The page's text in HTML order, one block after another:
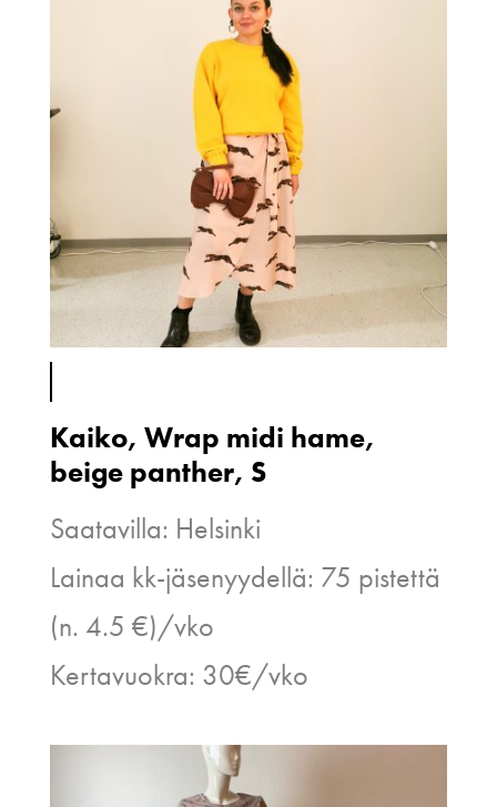
Kaiko, Wrap midi hame,
beige panther, S
Saatavilla: Helsinki
Lainaa kk-jäsenyydellä: 75 pistettä
(n. 4.5 €)/vko
Kertavuokra: 30€/vko